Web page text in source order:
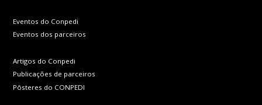
Eventos do Conpedi
Eventos dos parceiros
Artigos do Conpedi
Publicações de parceiros
Pôsteres do CONPEDI